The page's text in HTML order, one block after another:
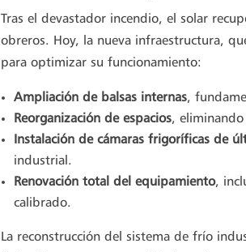
Tras el devastador incendio, el solar
obreros. Hoy, la nueva infraestructura,
para optimizar su funcionamiento:
Ampliación de balsas internas,
Reorganización de espacios,
Instalación de cámaras frigoríficas de
industrial.
Renovación total del equipamiento,
calibrado.
La reconstrucción del sistema de frío